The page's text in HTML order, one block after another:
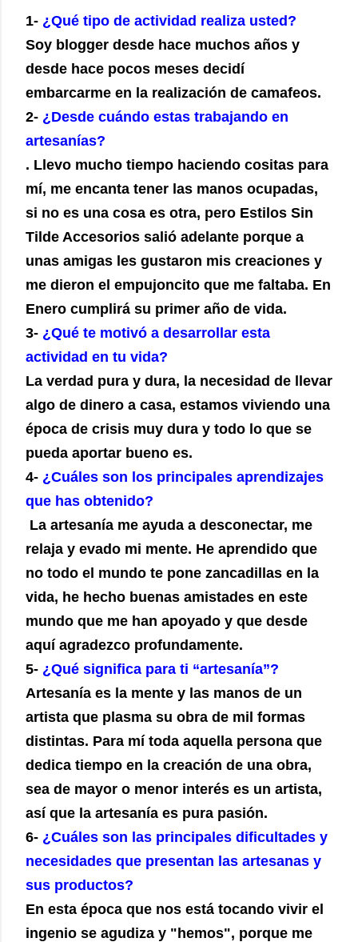
1- ¿Qué tipo de actividad realiza usted?
Soy blogger desde hace muchos años y
desde hace pocos meses decidí
embarcarme en la realización de camafeos.
2- ¿Desde cuándo estas trabajando en
artesanías?
. Llevo mucho tiempo haciendo cositas para
mí, me encanta tener las manos ocupadas,
si no es una cosa es otra, pero Estilos Sin
Tilde Accesorios salió adelante porque a
unas amigas les gustaron mis creaciones y
me dieron el empujoncito que me faltaba. En
Enero cumplirá su primer año de vida.
3- ¿Qué te motivó a desarrollar esta
actividad en tu vida?
La verdad pura y dura, la necesidad de llevar
algo de dinero a casa, estamos viviendo una
época de crisis muy dura y todo lo que se
pueda aportar bueno es.
4- ¿Cuáles son los principales aprendizajes
que has obtenido?
La artesanía me ayuda a desconectar, me
relaja y evado mi mente. He aprendido que
no todo el mundo te pone zancadillas en la
vida, he hecho buenas amistades en este
mundo que me han apoyado y que desde
aquí agradezco profundamente.
5- ¿Qué significa para ti “artesanía”?
Artesanía es la mente y las manos de un
artista que plasma su obra de mil formas
distintas. Para mí toda aquella persona que
dedica tiempo en la creación de una obra,
sea de mayor o menor interés es un artista,
así que la artesanía es pura pasión.
6- ¿Cuáles son las principales dificultades y
necesidades que presentan las artesanas y
sus productos?
En esta época que nos está tocando vivir el
ingenio se agudiza y "hemos", porque me